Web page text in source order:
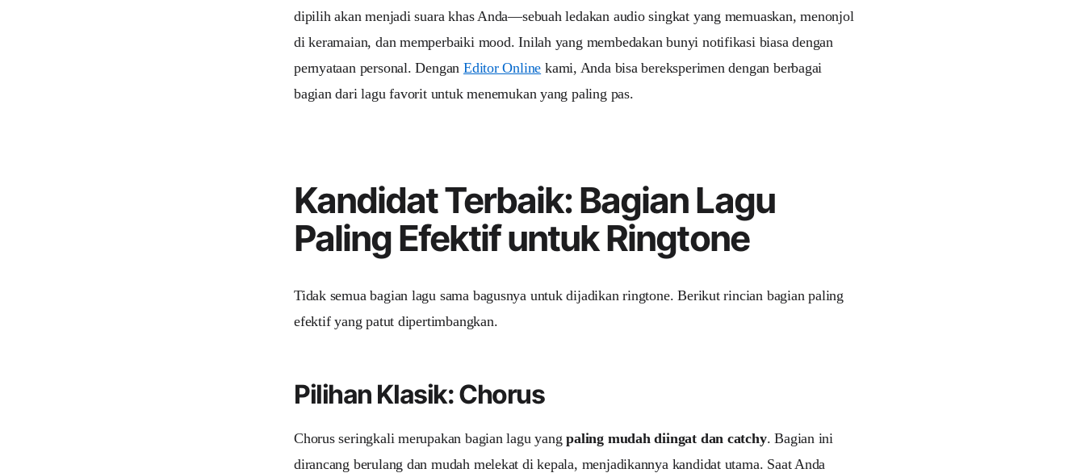
dipilih akan menjadi suara khas Anda—sebuah ledakan audio singkat yang memuaskan, menonjol
di keramaian, dan memperbaiki mood. Inilah yang membedakan bunyi notifikasi biasa dengan
pernyataan personal. Dengan Editor Online kami, Anda bisa bereksperimen dengan berbagai
bagian dari lagu favorit untuk menemukan yang paling pas.
Kandidat Terbaik: Bagian Lagu
Paling Efektif untuk Ringtone
Tidak semua bagian lagu sama bagusnya untuk dijadikan ringtone. Berikut rincian bagian paling
efektif yang patut dipertimbangkan.
Pilihan Klasik: Chorus
Chorus seringkali merupakan bagian lagu yangpaling mudah diingat dan catchy. Bagian ini
dirancang berulang dan mudah melekat di kepala, menjadikannya kandidat utama. Saat Anda